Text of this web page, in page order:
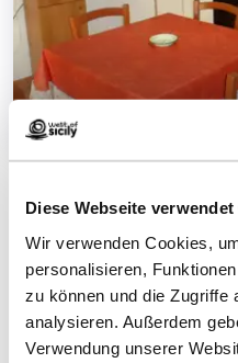
Diese Webseite
Wir verwenden Cookies,
personalisieren,
zu können und die Zugriffe
analysieren. Außerdem
Verwendung unserer
Kontakte:
via giacomo leopardi
Custonaci
Monte Cofano Lido Di